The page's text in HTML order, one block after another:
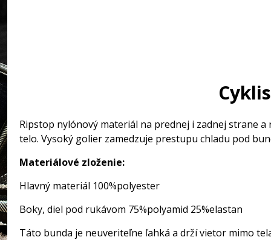
Ripstop nylónový materiál na prednej i zadnej strane
telo. Vysoký golier zamedzuje prestupu chladu pod
Materiálové zloženie:
Hlavný materiál 100%polyester
Boky, diel pod rukávom 75%polyamid 25%elastan
Táto bunda je neuveriteľne ľahká a drží vietor mimo